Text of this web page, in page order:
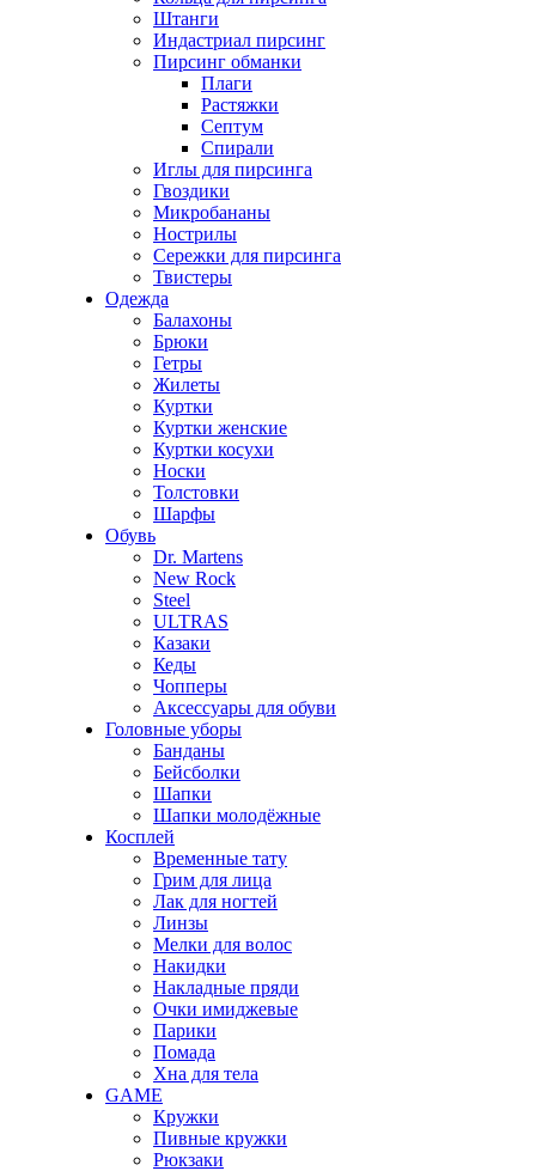
Штанги
Индастриал пирсинг
Пирсинг обманки
Плаги
Растяжки
Септум
Спирали
Иглы для пирсинга
Гвоздики
Микробананы
Нострилы
Сережки для пирсинга
Твистеры
Одежда
Балахоны
Брюки
Гетры
Жилеты
Куртки
Куртки женские
Куртки косухи
Носки
Толстовки
Шарфы
Обувь
Dr. Martens
New Rock
Steel
ULTRAS
Казаки
Кеды
Чопперы
Аксессуары для обуви
Головные уборы
Банданы
Бейсболки
Шапки
Шапки молодёжные
Косплей
Временные тату
Грим для лица
Лак для ногтей
Линзы
Мелки для волос
Накидки
Накладные пряди
Очки имиджевые
Парики
Помада
Хна для тела
GAME
Кружки
Пивные кружки
Рюкзаки